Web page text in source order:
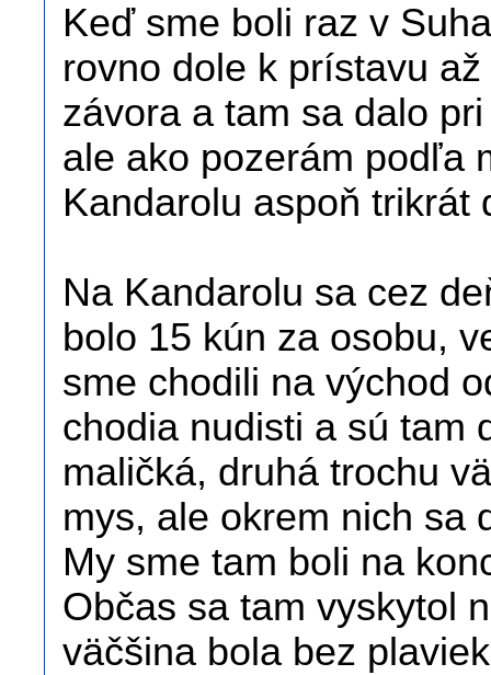
Keď sme boli raz v
rovno dole k prístavu
závora a tam sa dalo
ale ako pozerám podľa
Kandarolu aspoň trikrát
Na Kandarolu sa cez
bolo 15 kún za osobu,
sme chodili na východ
chodia nudisti a sú tam
maličká, druhá trochu
mys, ale okrem nich sa
My sme tam boli na
Občas sa tam vyskytol
väčšina bola bez